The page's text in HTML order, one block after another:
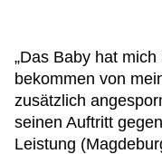
„Das Baby hat
bekommen von
zusätzlich
seinen Auftritt
Leistung